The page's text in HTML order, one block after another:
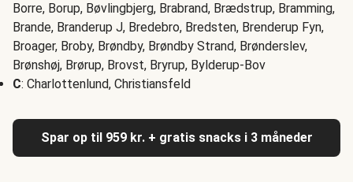
Borre, Borup, Bøvlingbjerg, Brabrand, Brædstrup, Bramming,
Brande, Branderup J, Bredebro, Bredsten, Brenderup Fyn,
Broager, Broby, Brøndby, Brøndby Strand, Brønderslev,
Brønshøj, Brørup, Brovst, Bryrup, Bylderup-Bov
C: Charlottenlund, Christiansfeld
Spar op til 959 kr. + gratis snacks i 3 måneder